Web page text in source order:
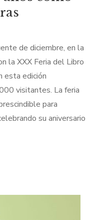
de diciembre, en la
la XXX Feria del Libro
esta edición
visitantes. La feria
para
su aniversario